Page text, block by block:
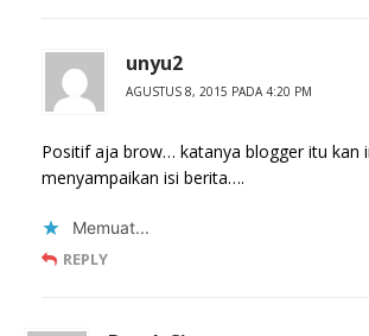
unyu2
AGUSTUS 8, 2015 PADA 4:20 PM
Positif aja brow… katanya blogger itu kan
menyampaikan isi berita….
Memuat...
REPLY